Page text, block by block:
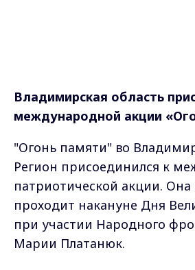
Владимирская область
международной акции
"Огонь памяти" во
Регион присоединился к
патриотической акции.
проходит накануне Дня
при участии Народного
Марии Платанюк.